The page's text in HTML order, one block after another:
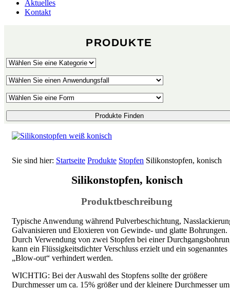
Aktuelles
Kontakt
PRODUKTE
Produkte Finden
Sie sind hier: Startseite Produkte Stopfen Silikonstopfen, konisch
Silikonstopfen, konisch
Produktbeschreibung
Typische Anwendung während Pulverbeschichtung,
Galvanisieren und Eloxieren von Gewinde- und glatte Bohrungen.
Durch Verwendung von zwei Stopfen bei einer
kann ein Flüssigkeitsdichter Verschluss erzielt und ein sogenanntes
„Blow-out“ verhindert werden.
WICHTIG: Bei der Auswahl des Stopfens sollte der größere
Durchmesser um ca. 15% größer und der kleinere Durchmesser um